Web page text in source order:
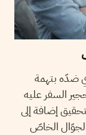
ضدّه بتهمة
السفر عليه
إضافة إلى
الجوّال الخاصّ